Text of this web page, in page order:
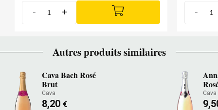
- + -
Autres produits similaires
Cava Bach Rosé
Brut
Cava
8,20 €
Cava